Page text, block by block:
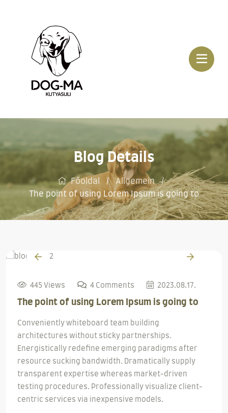
Blog Details
Főoldal
Allgemein
The point of using Lorem Ipsum is going to
445 Views 4 Comments 2023.08.17.
The point of using Lorem Ipsum is going to
Conveniently whiteboard team building
architectures without sticky partnerships.
Energistically redefine emerging paradigms after
resource sucking bandwidth. Dramatically supply
transparent expertise whereas market-driven
testing procedures. Professionally visualize client-
centric services via inexpensive models.